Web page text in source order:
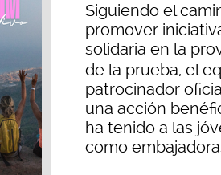
Siguiendo el
promover
solidaria en la
de la prueba, el
patrocinador
una acción
ha tenido a las
como